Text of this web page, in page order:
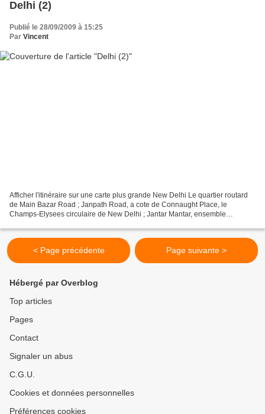
Delhi (2)
Publié le 28/09/2009 à 15:25
Par Vincent
Afficher l'itinéraire sur une carte plus grande New Delhi Le quartier routard
de Main Bazar Road ; Janpath Road, a cote de Connaught Place, le
Champs-Elysees circulaire de New Delhi ; Jantar Mantar, ensemble
< Page précédente Page suivante >
Hébergé par Overblog
Top articles
Pages
Contact
Signaler un abus
C.G.U.
Cookies et données personnelles
Préférences cookies